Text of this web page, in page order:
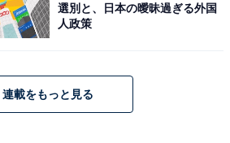
者撮影）
が最初の感想です。個包装になっ
ことはありません。
選別と、日本の曖昧過ぎる外国
人政策
連載をもっと見る